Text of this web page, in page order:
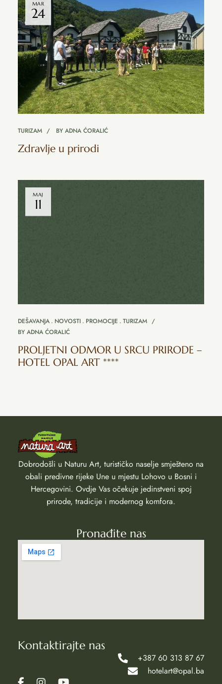
MAR
24
TURIZAM BY ADNA ĆORALIĆ
Zdravlje u prirodi
MAJ
11
DEŠAVANJA NOVOSTI PROMOCIJE
TURIZAM
BY ADNA ĆORALIĆ
PROLJETNI ODMOR U SRCU PRIRODE –
HOTEL OPAL ART ****
Dobrodošli u Naturu Art, turističko naselje smješteno na
obali predivne rijeke Une u mjestu Lohovo u Bosni i
Hercegovini. Ovdje Vas očekuje jedinstveni spoj
prirode, tradicije i modernog komfora.
Pronađite nas
Kontaktirajte nas
+387 60 313 87 67
hotelart@opal.ba